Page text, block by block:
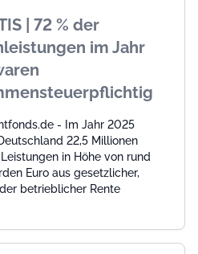
| 72 % der
im Jahr
- Im Jahr 2025
22,5 Millionen
in Höhe von rund
Euro aus gesetzlicher,
betrieblicher Rente